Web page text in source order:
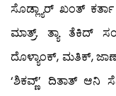
ಸೊಡ್ಲ್ಯಾರ್ ಖಂತ್
ಮಾತ್ರ್. ತ್ಯಾ ತೆಕಿದ್
ದೊಳ್ಯಾಂಕ್, ಮತಿಕ್,
‘ಶಿಕವ್ಣ್’ ದಿತಾತ್ ಆನಿ